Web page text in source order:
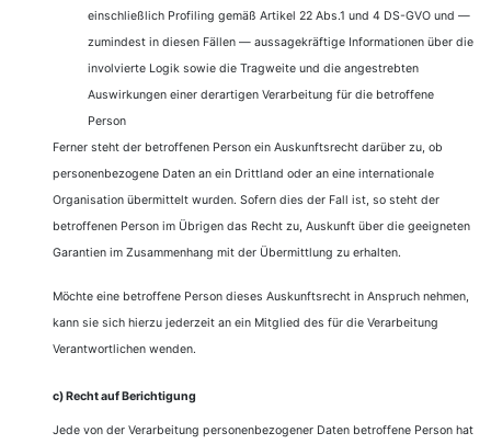
einschließlich Profiling gemäß Artikel 22 Abs.1 und 4 DS-GVO und —
zumindest in diesen Fällen — aussagekräftige Informationen über die
involvierte Logik sowie die Tragweite und die angestrebten
Auswirkungen einer derartigen Verarbeitung für die betroffene
Person
Ferner steht der betroffenen Person ein Auskunftsrecht darüber zu, ob
personenbezogene Daten an ein Drittland oder an eine internationale
Organisation übermittelt wurden. Sofern dies der Fall ist, so steht der
betroffenen Person im Übrigen das Recht zu, Auskunft über die geeigneten
Garantien im Zusammenhang mit der Übermittlung zu erhalten.
Möchte eine betroffene Person dieses Auskunftsrecht in Anspruch nehmen,
kann sie sich hierzu jederzeit an ein Mitglied des für die Verarbeitung
Verantwortlichen wenden.
c) Recht auf Berichtigung
Jede von der Verarbeitung personenbezogener Daten betroffene Person hat